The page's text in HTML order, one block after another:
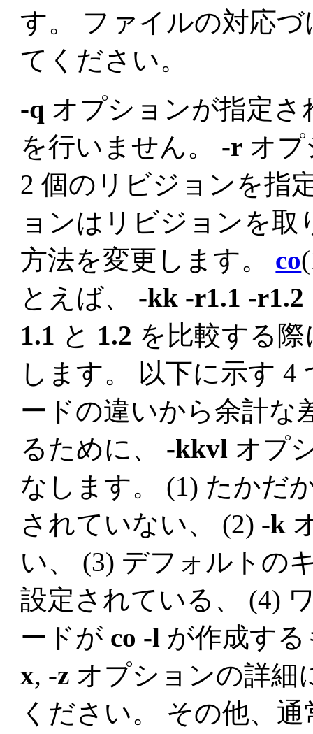
す。 ファイルの対応
てください。
-q オプションが指定
を行いません。 -r オプ
2 個のリビジョンを指
ョンはリビジョンを
方法を変更します。 co
とえば、 -kk -r1.1 -r1.2
1.1 と 1.2 を比較する
します。 以下に示す
ードの違いから余計な
るために、 -kkvl オプ
なします。 (1) たかだ
されていない、 (2) -k
い、 (3) デフォルトの
設定されている、 (4)
ードが co -l が作成す
x, -z オプションの詳細
ください。 その他、